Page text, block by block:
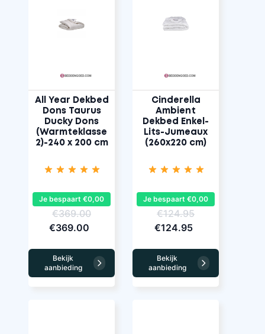
All Year Dekbed
Dons Taurus
Ducky Dons
(Warmteklasse
2)-240 x 200 cm
Je bespaart €0,00
€369.00
€369.00
Bekijk
aanbieding
Cinderella
Ambient
Dekbed Enkel-
Lits-Jumeaux
(260x220 cm)
Je bespaart €0,00
€124.95
€124.95
Bekijk
aanbieding